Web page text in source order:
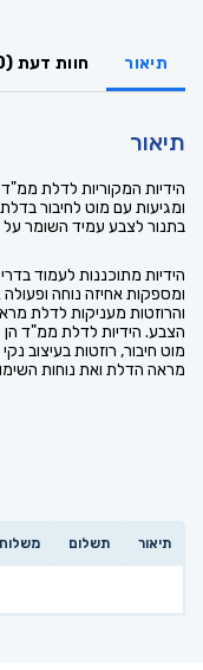
תיאור חוות דעת (0)
תיאור
הידיות המקוריות לדלת
ומגיעות עם מוט לחיבור
בתנור לצבע עמיד השומר על
הידיות מתוכננות לעמוד
ומספקות אחיזה נוחה
והרוזטות מעניקות לדלת
הצבע. הידיות לדלת ממ"ד הן
מוט חיבור, רוזטות בעיצוב
מראה הדלת ואת נוחות
תיאור תשלום משלוח